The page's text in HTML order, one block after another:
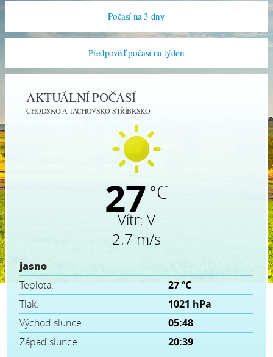
Počasí na 3 dny
Předpověď počasí na týden
AKTUÁLNÍ POČASÍ
CHODSKO A TACHOVSKO-STŘÍBRSKO
27°C
Vítr: V
2.7 m/s
jasno
Teplota:
27 °C
Tlak:
1021 hPa
Východ slunce:
05:48
Západ slunce:
20:39